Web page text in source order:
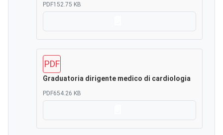
PDF152.75 KB
PDF
Graduatoria dirigente medico di cardiologia
PDF654.26 KB